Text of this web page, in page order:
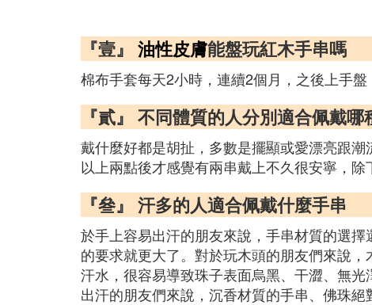
『壹』 油性皮膚能盤玩紅木手串嗎
棉布手套每天2小時，連續2個月，之後上手盤
『貳』 不同體質的人分別適合佩戴哪
戴什麼好都是胡扯，多數是擺顯或愛漂亮跟
以上兩點後才感覺有兩串戴上不久很安寧，
『叄』 汗多的人適合佩戴什麼手串
於手上容易出汗的朋友來說，手串材質的選
的要求就更大了。對於玩木頭的朋友們來說
汗水，很容易導致珠子表面烏黑、干澀、無
出汗的朋友們來說，沉香材質的手串、佛珠絕